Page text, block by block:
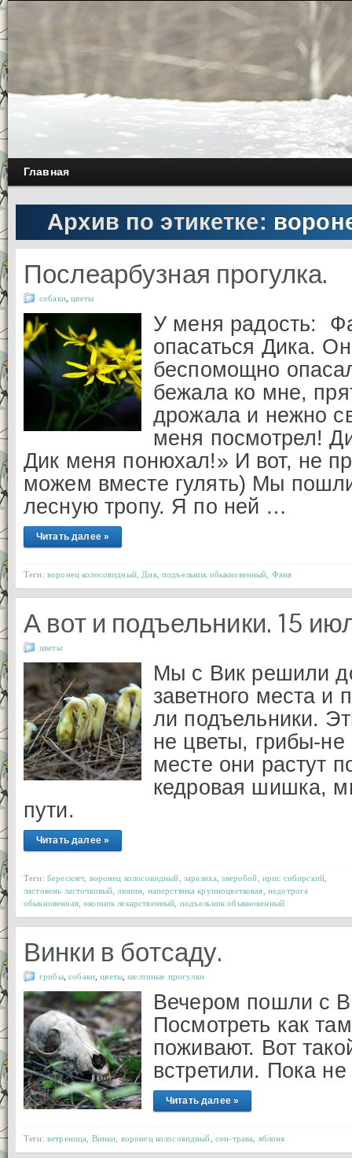
Главная
Архив по этикетке:
Послеарбузная прогулка.
собаки,цветы
У меня радость:
опасаться Дика.
беспомощно
бежала ко мне,
дрожала и нежно
меня посмотрел!
Дик меня понюхал!» И вот, не
можем вместе гулять) Мы
лесную тропу. Я по ней …
Читать далее »
Теги: воронец колосовидный, Дик, подъельник обыкновенный Фаня
А вот и подъельники. 15
цветы
Мы с Вик решили
заветного места и
ли подъельники.
не цветы, грибы-
месте они растут
кедровая шишка,
пути.
Читать далее »
Теги: бересклет, воронец колосовидный заразиха ,зверобой ирис сибирский
ластовень ласточковый люпин наперстянка крупноцветковая недотрога
обыкновенная,окопник лекарственный подъельник обыкновенный
Винки в ботсаду.
грибы,собаки,цветы ,шелтиные прогулки
Вечером пошли с
Посмотреть как
поживают. Вот
встретили. Пока не
Читать далее »
Теги: ветреница Винки воронец колосовидный сон-трава яблоня